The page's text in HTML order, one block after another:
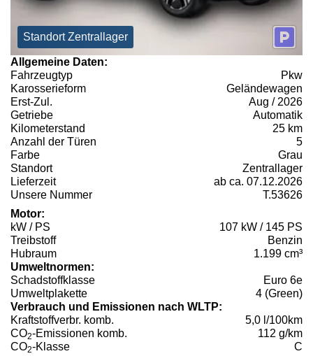
Standort Zentrallager
Allgemeine Daten:
Fahrzeugtyp
Pkw
Karosserieform
Geländewagen
Erst-Zul.
Aug / 2026
Getriebe
Automatik
Kilometerstand
25 km
Anzahl der Türen
5
Farbe
Grau
Standort
Zentrallager
Lieferzeit
ab ca. 07.12.2026
Unsere Nummer
T.53626
Motor:
kW / PS
107 kW / 145 PS
Treibstoff
Benzin
Hubraum
1.199 cm³
Umweltnormen:
Schadstoffklasse
Euro 6e
Umweltplakette
4 (Green)
Verbrauch und Emissionen nach WLTP:
Kraftstoffverbr. komb.
5,0 l/100km
CO2-Emissionen komb.
112 g/km
CO2-Klasse C